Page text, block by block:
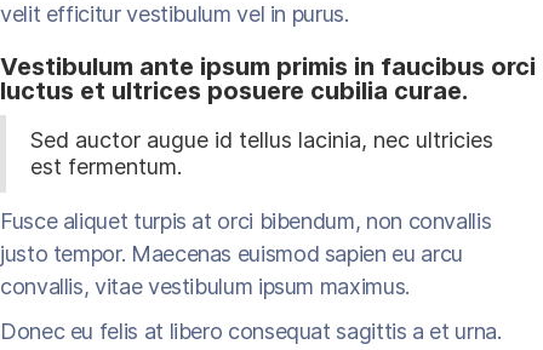
velit efficitur vestibulum vel in purus.
Vestibulum ante ipsum primis in faucibus orci
luctus et ultrices posuere cubilia curae.
Sed auctor augue id tellus lacinia, nec ultricies
est fermentum.
Fusce aliquet turpis at orci bibendum, non convallis
justo tempor. Maecenas euismod sapien eu arcu
convallis, vitae vestibulum ipsum maximus.
Donec eu felis at libero consequat sagittis a et urna.